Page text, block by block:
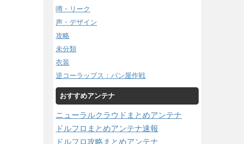
噂・リーク
声・デザイン
攻略
未分類
衣装
逆コーラップス：パン屋作戦
おすすめアンテナ
ニューラルクラウドまとめアンテナ
ドルフロまとめアンテナ速報
ドルフロ攻略まとめアンテナ